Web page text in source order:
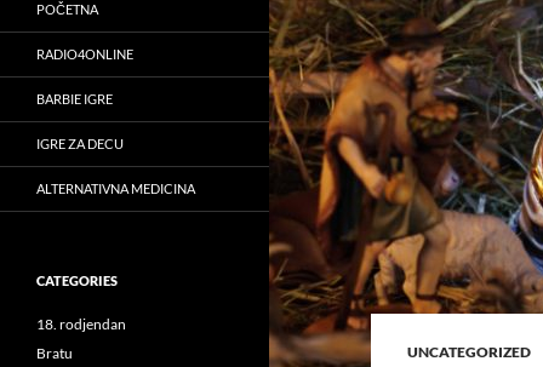
UNCATEGORIZED
POČETNA
RADIO4ONLINE
BARBIE IGRE
IGRE ZA DECU
ALTERNATIVNA MEDICINA
CATEGORIES
18. rodjendan
Bratu